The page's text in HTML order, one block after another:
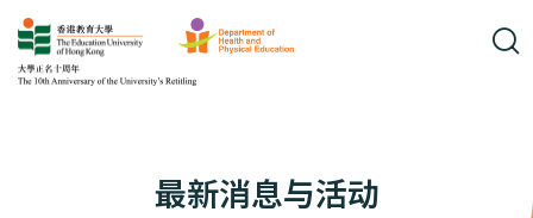
最新消息与活动